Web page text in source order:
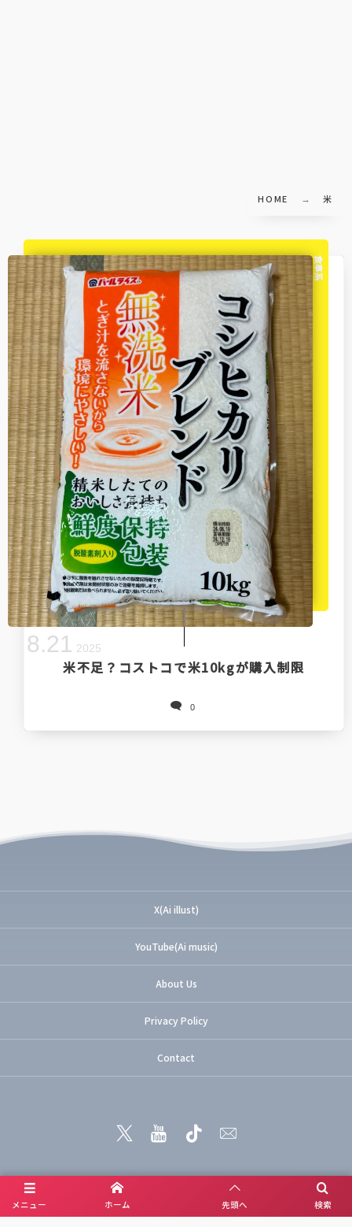
HOME 米
食事系
米不足？コストコで米10kgが購入制限
0
8.21 2025
メニュー 検索
ホーム 先頭へ
X(Ai illust)
YouTube(Ai music)
About Us
Privacy Policy
Contact